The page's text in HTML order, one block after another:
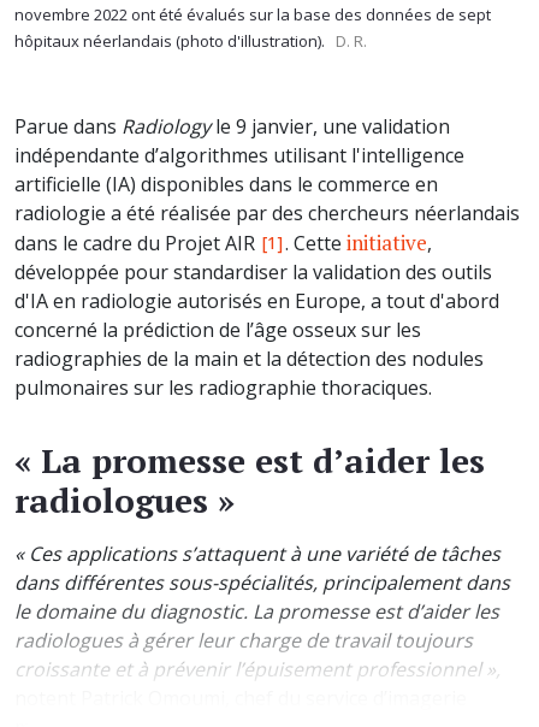
novembre 2022 ont été évalués sur la base des données de sept
hôpitaux néerlandais (photo d'illustration).
D. R.
Parue dans Radiologyle 9 janvier, une validation
indépendante d’algorithmes utilisant l'intelligence
artificielle (IA) disponibles dans le commerce en
radiologie a été réalisée par des chercheurs néerlandais
dans le cadre du Projet AIR [1]. Cette initiative,
développée pour standardiser la validation des outils
d'IA en radiologie autorisés en Europe, a tout d'abord
concerné la prédiction de l’âge osseux sur les
radiographies de la main et la détection des nodules
pulmonaires sur les radiographie thoraciques.
« La promesse est d’aider les
radiologues »
« Ces applications s’attaquent à une variété de tâches
dans différentes sous-spécialités, principalement dans
le domaine du diagnostic. La promesse est d’aider les
radiologues à gérer leur charge de travail toujours
croissante et à prévenir l’épuisement professionnel »,